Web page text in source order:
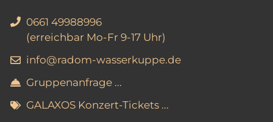
0661 49988996
(erreichbar Mo-Fr 9-17 Uhr)
info@radom-wasserkuppe.de
Gruppenanfrage ...
GALAXOS Konzert-Tickets ...